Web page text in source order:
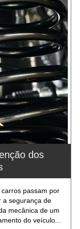
dos
passam por
a segurança de
mecânica de um
do veículo...